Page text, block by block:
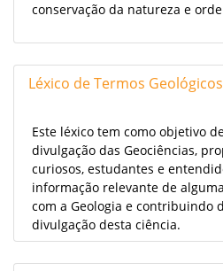
conservação da natureza e
Léxico de Termos Geológicos
Este léxico tem como objetivo
divulgação das Geociências,
curiosos, estudantes e
informação relevante de
com a Geologia e contribuindo
divulgação desta ciência.